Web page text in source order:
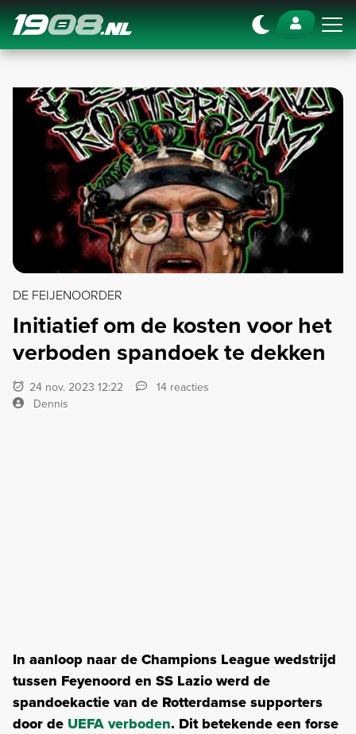
Navigation
DE FEIJENOORDER
Initiatief om de kosten voor het
verboden spandoek te dekken
24 nov. 2023 12:22
14 reacties
Dennis
In aanloop naar de Champions League wedstrijd
tussen Feyenoord en SS Lazio werd de
spandoekactie van de Rotterdamse supporters
door de UEFA verboden. Dit betekende een forse